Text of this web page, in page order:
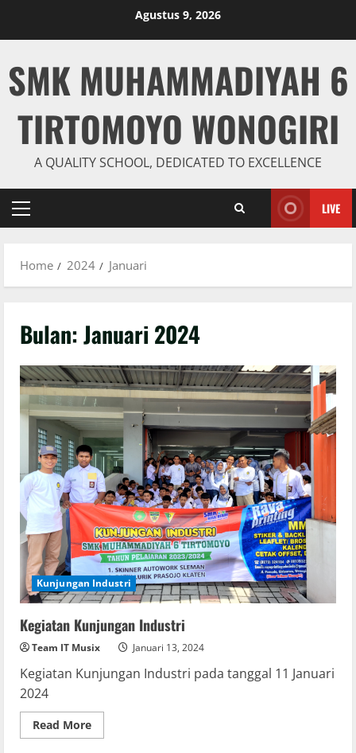
Agustus 9, 2026
SMK MUHAMMADIYAH 6
TIRTOMOYO WONOGIRI
A QUALITY SCHOOL, DEDICATED TO EXCELLENCE
Primary
LIVE
Home 2024 Januari
Bulan:Januari 2024
Kunjungan Industri
Kegiatan Kunjungan Industri
Team IT Musix Januari 13, 2024
Kegiatan Kunjungan Industri pada tanggal 11 Januari
2024
Read MoreRead
more